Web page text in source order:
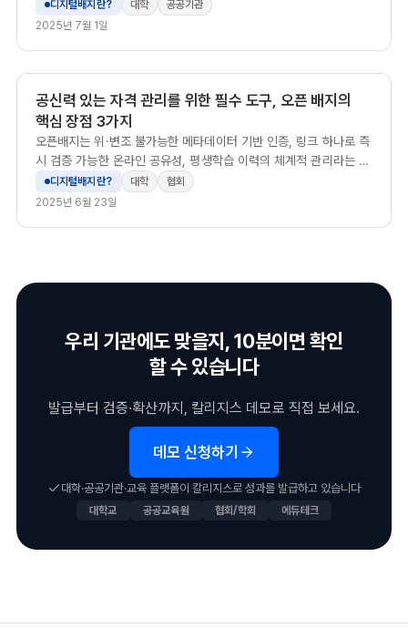
디지털배지란? 대학
공공기관
2025년 7월 1일
공신력 있는 자격 관리를 위한 필수 도구, 오픈 배지의
핵심 장점 3가지
오픈배지는 위·변조 불가능한 메타데이터 기반 인증, 링크 하나로 즉
시 검증 가능한 온라인 공유성, 평생학습 이력의 체계적 관리라는 세
가지 핵심 장점으로 글로벌 표준 기반의 디지털 자격 증명 수단으로
자리잡고 있습니다.
디지털배지란? 대학
협회
2025년 6월 23일
우리 기관에도 맞을지, 10분이면 확인
할 수 있습니다
발급부터 검증·확산까지, 칼리지스 데모로 직접 보세요.
데모 신청하기
대학·공공기관·교육 플랫폼이 칼리지스로 성과를 발급하고 있습니다
대학교 공공교육원 협회/학회 에듀테크